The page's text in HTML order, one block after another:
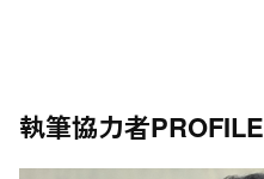
執筆協力者PROFILE